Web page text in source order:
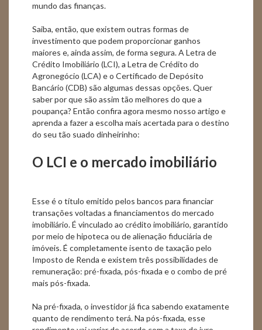
mundo das finanças.
Saiba, então, que existem outras formas de
investimento que podem proporcionar ganhos
maiores e, ainda assim, de forma segura. A Letra de
Crédito Imobiliário (LCI), a Letra de Crédito do
Agronegócio (LCA) e o Certificado de Depósito
Bancário (CDB) são algumas dessas opções. Quer
saber por que são assim tão melhores do que a
poupança? Então confira agora mesmo nosso artigo e
aprenda a fazer a escolha mais acertada para o destino
do seu tão suado dinheirinho:
O LCI e o mercado imobiliário
Esse é o título emitido pelos bancos para financiar
transações voltadas a financiamentos do mercado
imobiliário. É vinculado ao crédito imobiliário, garantido
por meio de hipoteca ou de alienação fiduciária de
imóveis. É completamente isento de taxação pelo
Imposto de Renda e existem três possibilidades de
remuneração: pré-fixada, pós-fixada e o combo de pré
mais pós-fixada.
Na pré-fixada, o investidor já fica sabendo exatamente
quanto de rendimento terá. Na pós-fixada, esse